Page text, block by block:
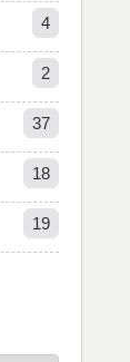
4
2
37
18
19